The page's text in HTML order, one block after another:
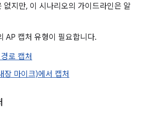
없지만, 이 시나리오의 가이드라인은 알
AP 캡처 유형이 필요합니다.
로 캡처
장 마이크)에서 캡처